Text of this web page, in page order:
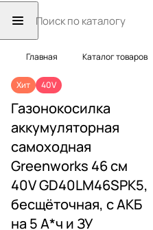
Главная Каталог товаров
Хит 40V
Газонокосилка
аккумуляторная
самоходная
Greenworks 46 см
40V GD40LM46SPK5,
бесщёточная, с АКБ
на 5 А*ч и ЗУ